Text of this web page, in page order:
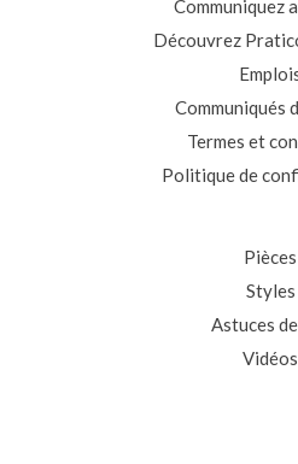
Communiquez
Découvrez
Communiqués
Termes et
Politique de
Pièces
Styles
Astuces
Vidéos